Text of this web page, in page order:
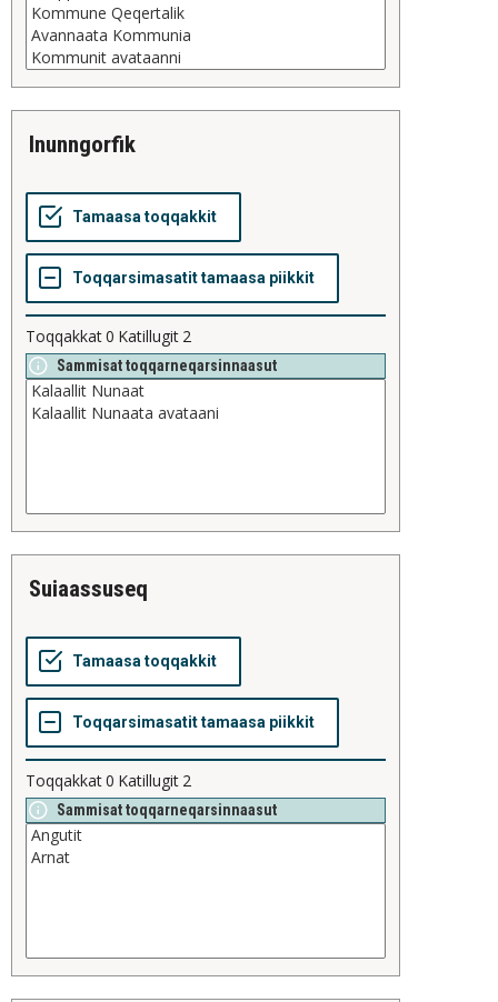
inunngorfik
Toqqakkat0 Katillugit 2
Sammisat toqqarneqarsinnaasut
suiaassuseq
Toqqakkat0 Katillugit 2
Sammisat toqqarneqarsinnaasut